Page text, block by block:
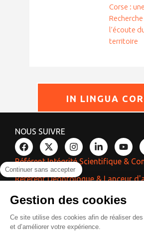
Continuer sans accepter
Gestion des cookies
Ce site utilise des cookies afin de réaliser
et d’améliorer votre expérience.
Corse : une
Recherche
l’écoute
territoire
IN LINGUA
NOUS SUIVRE
Référent Intégrité Scientifique &
Référent Déontologue & Lanceur
Référent Laïcité & Égalité